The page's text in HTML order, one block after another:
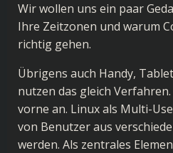
Wir wollen uns ein paar
Ihre Zeitzonen und warum
richtig gehen.
Übrigens auch Handy,
nutzen das gleich
vorne an. Linux als Multi-
von Benutzer aus
werden. Als zentrales